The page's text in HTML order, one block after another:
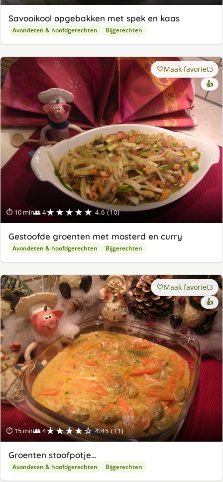
Savooikool opgebakken met spek en kaas
Avondeten & hoofdgerechten Bijgerechten
⏱ 10 min👥 4★★★★★ 4.6 (10)
Maak favoriet3
👍
Gestoofde groenten met mosterd en curry
Avondeten & hoofdgerechten Bijgerechten
⏱ 15 min👥 4★★★★☆ 4.45 (11)
Maak favoriet3
👍
Groenten stoofpotje…
Avondeten & hoofdgerechten Bijgerechten